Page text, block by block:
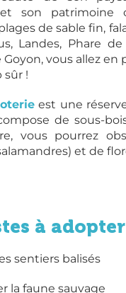
son patrimoine
de sable fin,
Landes, Phare de
vous allez en
sûr !
est une
de sous-
vous pourrez
et de
à adopter
sentiers balisés
la faune sauvage